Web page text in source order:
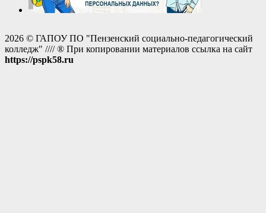
2026 © ГАПОУ ПО "Пензенский социально-педагогический
колледж" //// ® При копировании материалов ссылка на сайт
https://pspk58.ru